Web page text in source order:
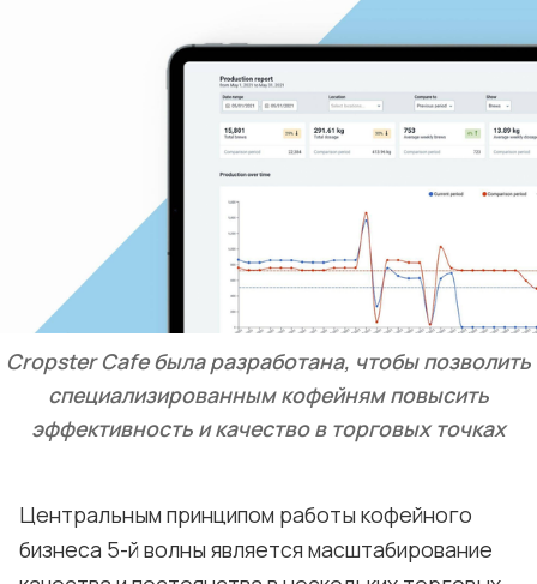
Cropster Cafe была разработана, чтобы позволить
специализированным кофейням повысить
эффективность и качество в торговых точках
Центральным принципом работы кофейного
бизнеса 5-й волны является масштабирование